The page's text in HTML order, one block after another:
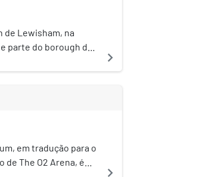
Lewisham, na
parte do borough de
a construção de um
navigate_next
em tradução para o
The O2 Arena, é
navigate_next